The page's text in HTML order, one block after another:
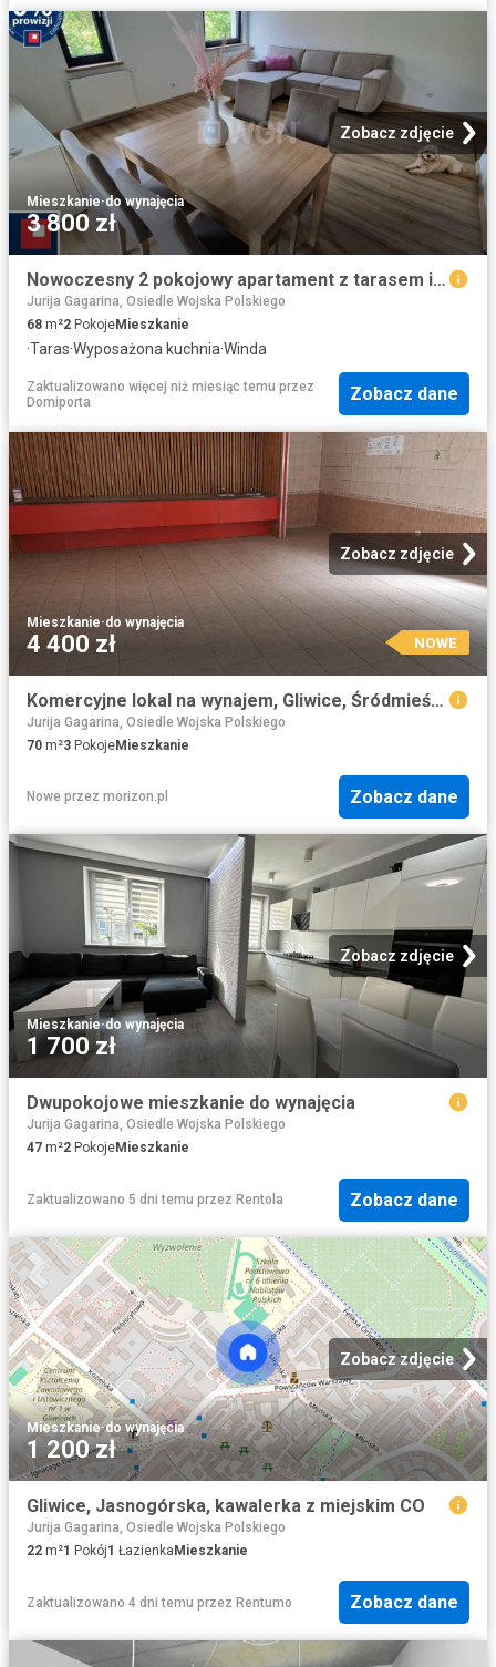
Zobacz zdjęcie
Mieszkanie·do wynajęcia
3 800 zł
Nowoczesny 2 pokojowy apartament z tarasem i widokiem na zieleń
Jurija Gagarina, Osiedle Wojska Polskiego
68 m²2 PokojeMieszkanie
·Taras·Wyposażona kuchnia·Winda
Zaktualizowano więcej niż miesiąc temu przez
Domiporta
Zobacz dane
Zobacz zdjęcie
Mieszkanie·do wynajęcia
4 400 zł NOWE
Komercyjne lokal na wynajem, Gliwice, Śródmieście, Andersa
Jurija Gagarina, Osiedle Wojska Polskiego
70 m²3 PokojeMieszkanie
Nowe przez morizon.pl Zobacz dane
Zobacz zdjęcie
Mieszkanie·do wynajęcia
1 700 zł
Dwupokojowe mieszkanie do wynajęcia
Jurija Gagarina, Osiedle Wojska Polskiego
47 m²2 PokojeMieszkanie
Zaktualizowano 5 dni temu przez Rentola Zobacz dane
Zobacz zdjęcie
Mieszkanie·do wynajęcia
1 200 zł
Gliwice, Jasnogórska, kawalerka z miejskim CO
Jurija Gagarina, Osiedle Wojska Polskiego
22 m²1 Pokój1 ŁazienkaMieszkanie
Zaktualizowano 4 dni temu przez Rentumo Zobacz dane